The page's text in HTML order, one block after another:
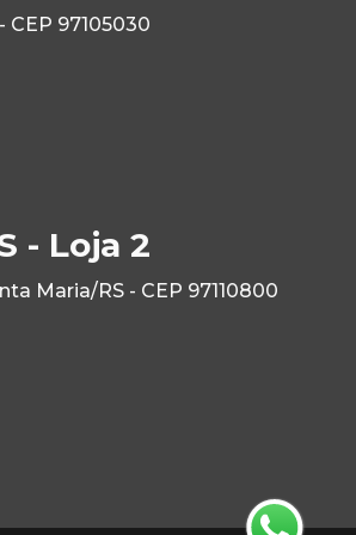
CEP 97105030
- Loja 2
Maria/RS - CEP 97110800